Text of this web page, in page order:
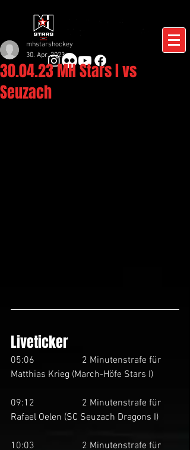
30.04.23 MH Stars I vs
Seuzach
mhstarshockey
30. Apr. 2023
Liveticker
05:06		2 Minutenstrafe für
Matthias Krieg (March-Höfe Stars I)
09:12		2 Minutenstrafe für
Rafael Oelen (SC Seuzach Dragons I)
10:03		2 Minutenstrafe für